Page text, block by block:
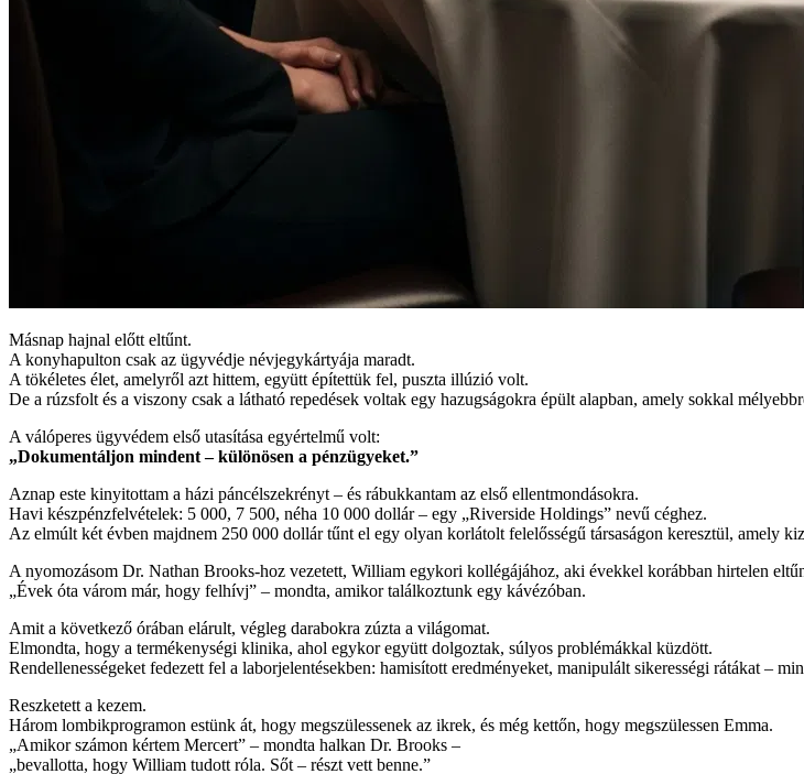
Másnap hajnal előtt eltűnt.
A konyhapulton csak az ügyvédje névjegykártyája maradt.
A tökéletes élet, amelyről azt hittem, együtt építettük fel, puszta illúzió volt.
De a rúzsfolt és a viszony csak a látható repedések voltak egy hazugságokra épült alapban, amely sokkal
A válóperes ügyvédem első utasítása egyértelmű volt:
„Dokumentáljon mindent – különösen a pénzügyeket.”
Aznap este kinyitottam a házi páncélszekrényt – és rábukkantam az első ellentmondásokra.
Havi készpénzfelvételek: 5 000, 7 500, néha 10 000 dollár – egy „Riverside Holdings” nevű céghez.
Az elmúlt két évben majdnem 250 000 dollár tűnt el egy olyan korlátolt felelősségű társaságon keresztül, amely
A nyomozásom Dr. Nathan Brooks-hoz vezetett, William egykori kollégájához, aki évekkel korábban hirtelen
„Évek óta várom már, hogy felhívj” – mondta, amikor találkoztunk egy kávézóban.
Amit a következő órában elárult, végleg darabokra zúzta a világomat.
Elmondta, hogy a termékenységi klinika, ahol egykor együtt dolgoztak, súlyos problémákkal küzdött.
Rendellenességeket fedezett fel a laborjelentésekben: hamisított eredményeket, manipulált sikerességi rátákat –
Reszketett a kezem.
Három lombikprogramon estünk át, hogy megszülessenek az ikrek, és még kettőn, hogy megszülessen Emma.
„Amikor számon kértem Mercert” – mondta halkan Dr. Brooks –
„bevallotta, hogy William tudott róla. Sőt – részt vett benne.”